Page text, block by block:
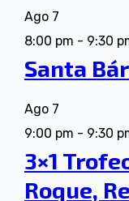
Ago 7
8:00 pm - 9:30
Santa
Ago 7
9:00 pm - 9:30
3×1
Roque,